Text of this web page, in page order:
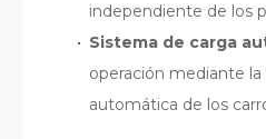
independiente de los
Sistema de carga
operación mediante
automática de los